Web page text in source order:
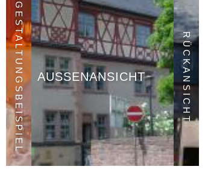
GESTALTUNGSBEISPIEL AUSSENANSICHT RÜCKANSICHT